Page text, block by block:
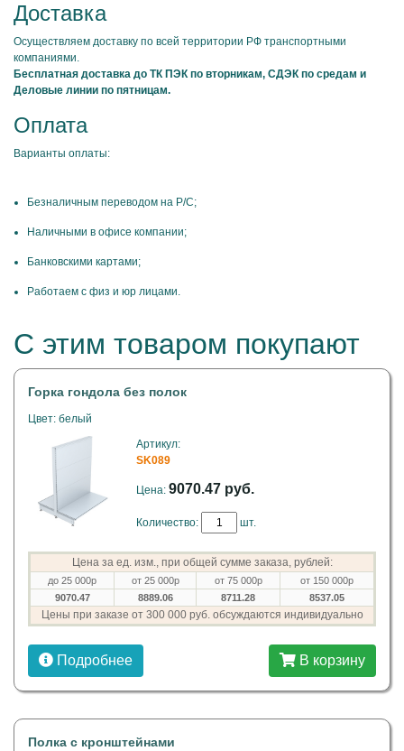
Доставка
Осуществляем доставку по всей территории РФ транспортными
компаниями.
Бесплатная доставка до ТК ПЭК по вторникам, СДЭК по средам и
Деловые линии по пятницам.
Оплата
Варианты оплаты:
Безналичным переводом на Р/С;
Наличными в офисе компании;
Банковскими картами;
Работаем с физ и юр лицами.
С этим товаром покупают
Горка гондола без полок
Цвет: белый
Артикул:
SK089
Цена: 9070.47 руб.
Количество: шт.
Цена за ед. изм., при общей сумме заказа, рублей:
до 25 000р от 25 000р от 75 000р
от 150 000р
9070.47
8889.06 8711.28 8537.05
Цены при заказе от 300 000 руб. обсуждаются индивидуально
Подробнее В корзину
Полка с кронштейнами